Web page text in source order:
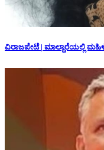
ವಿರಾಜಪೇಟೆ | ಮಾಲ್ದಾರೆಯಲ್ಲಿ